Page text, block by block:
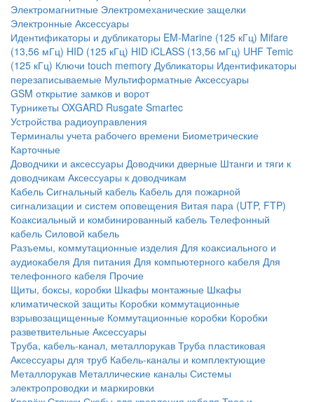
Электромагнитные Электромеханические защелки
Электронные Аксессуары
Идентификаторы и дубликаторы EM-Marine (125 кГц) Mifare
(13,56 мГц) HID (125 кГц) HID iCLASS (13,56 мГц) UHF Temic
(125 кГц) Ключи touch memory Дубликаторы Идентификаторы
перезаписываемые Мультиформатные Аксессуары
GSM открытие замков и ворот
Турникеты OXGARD Rusgate Smartec
Устройства радиоуправления
Терминалы учета рабочего времени Биометрические
Карточные
Доводчики и аксессуары Доводчики дверные Штанги и тяги к
доводчикам Аксессуары к доводчикам
Кабель Сигнальный кабель Кабель для пожарной
сигнализации и систем оповещения Витая пара (UTP, FTP)
Коаксиальный и комбинированный кабель Телефонный
кабель Силовой кабель
Разъемы, коммутационные изделия Для коаксиального и
аудиокабеля Для питания Для компьютерного кабеля Для
телефонного кабеля Прочие
Щиты, боксы, коробки Шкафы монтажные Шкафы
климатической защиты Коробки коммутационные
взрывозащищенные Коммутационные коробки Коробки
разветвительные Аксессуары
Труба, кабель-канал, металлорукав Труба пластиковая
Аксессуары для труб Кабель-каналы и комплектующие
Металлорукав Металлические каналы Системы
электропроводки и маркировки